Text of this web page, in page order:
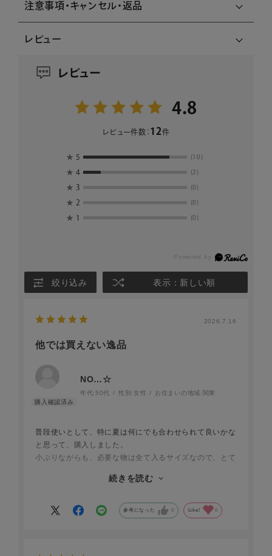
注意事項・キャンセル・返品
レビュー
レビュー
4.8
レビュー件数： 12件
★ 5 (10)
★ 4 (2)
★ 3 (0)
★ 2 (0)
★ 1 (0)
絞り込み 表示：新しい順
2026.7.16
他では買えない逸品
NO…☆
年代: 50代 性別:女性 お住まいの地域: 関東
普段使いとして、特に夏は何にでも合わせられて良いかな
と思って、購入しました。
小ぶりながらも、必要な物は全て入るサイズなので、とて
られているため、この度は、オンラインでしたが、安心し
続きを読む
参考になった 0 Like! 0